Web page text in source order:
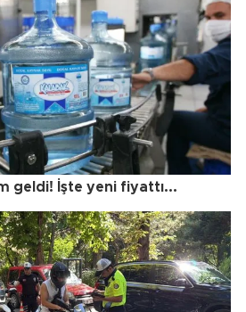
geldi! İşte yeni fiyattı...